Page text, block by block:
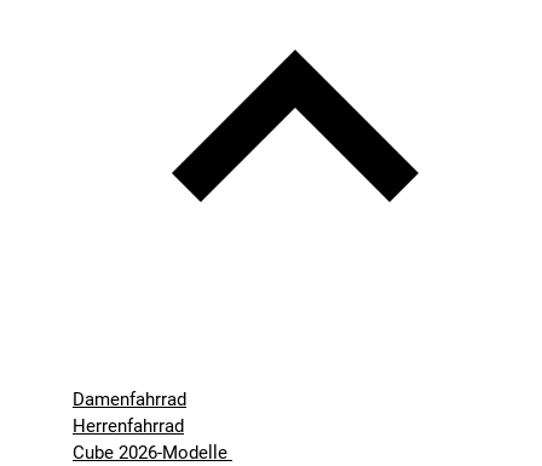
Damenfahrrad
Herrenfahrrad
Cube 2026-Modelle